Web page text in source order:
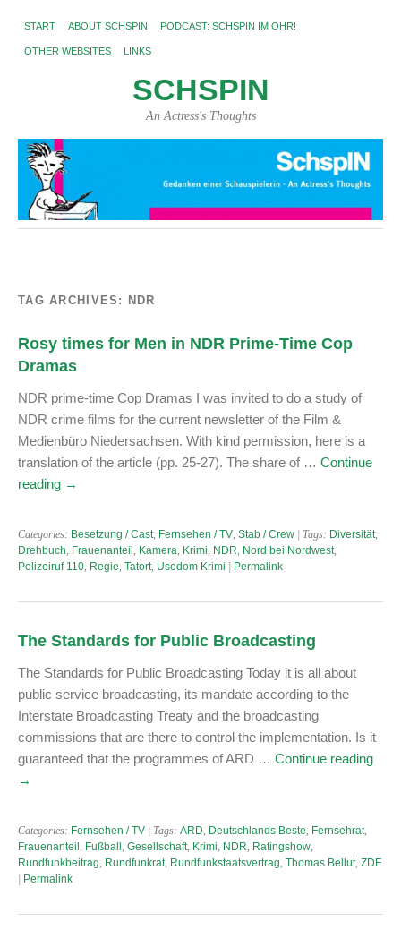
START ABOUT SCHSPIN PODCAST: SCHSPIN IM OHR!
OTHER WEBSITES LINKS
SCHSPIN
An Actress's Thoughts
TAG ARCHIVES: NDR
Rosy times for Men in NDR Prime-Time Cop
Dramas
NDR prime-time Cop Dramas I was invited to do a study of
NDR crime films for the current newsletter of the Film &
Medienbüro Niedersachsen. With kind permission, here is a
translation of the article (pp. 25-27). The share of … Continue
reading →
Categories: Besetzung / Cast, Fernsehen / TV, Stab / Crew | Tags: Diversität,
Drehbuch, Frauenanteil , Kamera, Krimi, NDR, Nord bei Nordwest,
Polizeiruf 110, Regie, Tatort, Usedom Krimi Permalink
The Standards for Public Broadcasting
The Standards for Public Broadcasting Today it is all about
public service broadcasting, its mandate according to the
Interstate Broadcasting Treaty and the broadcasting
commissions that are there to control the implementation. Is it
guaranteed that the programmes of ARD … Continue reading
→
Categories: Fernsehen / TV | Tags: ARD, Deutschlands Beste, Fernsehrat,
Frauenanteil , Fußball , Gesellschaft, Krimi, NDR, Ratingshow,
Rundfunkbeitrag, Rundfunkrat, Rundfunkstaatsvertrag, Thomas Bellut, ZDF
Permalink